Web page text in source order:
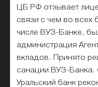
ЦБ РФ отзывает
связи с чем во всех
числе ВУЗ-Банке,
администрация
вкладов. Принято
санации ВУЗ-Банка.
Уральский банк